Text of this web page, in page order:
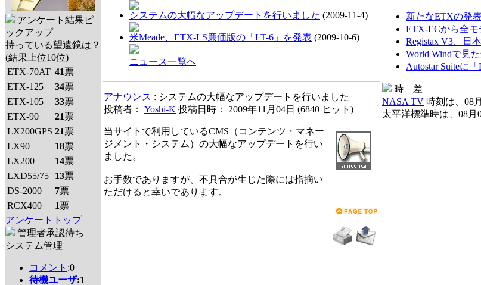
アンケート結果ピ
ックアップ
持っている望遠鏡は？
(結果上位10位)
ETX-70AT 41票
ETX-125
34票
ETX-105
33票
ETX-90
21票
LX200GPS 21票
LX90
18票
LX200
14票
LXD55/75
13票
DS-2000
7票
RCX400
1票
アンケートトップ
管理者承認待ち
システム管理
コメント :0
待機ユーザ:1
システムの大幅なアップデートを行いました (2009-11-4)
米Meade、ETX-LS廉価版の「LT-6」を発表 (2009-10-6)
ニュース一覧へ
アナウンス : システムの大幅なアップデートを行いました
投稿者： Yoshi-K 投稿日時： 2009年11月04日 (6840 ヒット )
当サイトで利用しているCMS（コンテンツ・マネー
ジメント・システム）の大幅なアップデートを行い
ました。
お手数でありますが、不具合が生じた際には指摘い
ただけると幸いであります。
新たなETXの発
ETX-ECから全
Registax V3、日
World Windで見
Autostar Suiteに
時 差
NASA TV 時刻は、08
太平洋標準時は、08月